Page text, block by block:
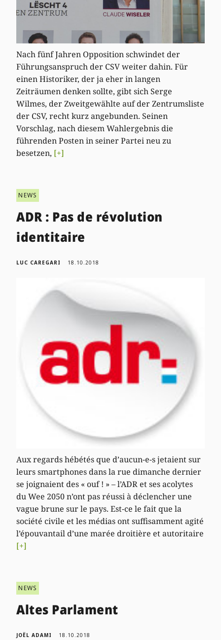
Nach fünf Jahren Opposition schwindet der
Führungsanspruch der CSV weiter dahin. Für
einen Historiker, der ja eher in langen
Zeiträumen denken sollte, gibt sich Serge
Wilmes, der Zweitgewählte auf der Zentrumsliste
der CSV, recht kurz angebunden. Seinen
Vorschlag, nach diesem Wahlergebnis die
führenden Posten in seiner Partei neu zu
besetzen, [+]
NEWS
ADR : Pas de révolution
identitaire
LUC CAREGARI 18.10.2018
Aux regards hébétés que d’aucun-e-s jetaient sur
leurs smartphones dans la rue dimanche dernier
se joignaient des « ouf ! » – l’ADR et ses acolytes
du Wee 2050 n’ont pas réussi à déclencher une
vague brune sur le pays. Est-ce le fait que la
société civile et les médias ont suffisamment agité
l’épouvantail d’une marée droitière et autoritaire
[+]
NEWS
Altes Parlament
JOËL ADAMI 18.10.2018